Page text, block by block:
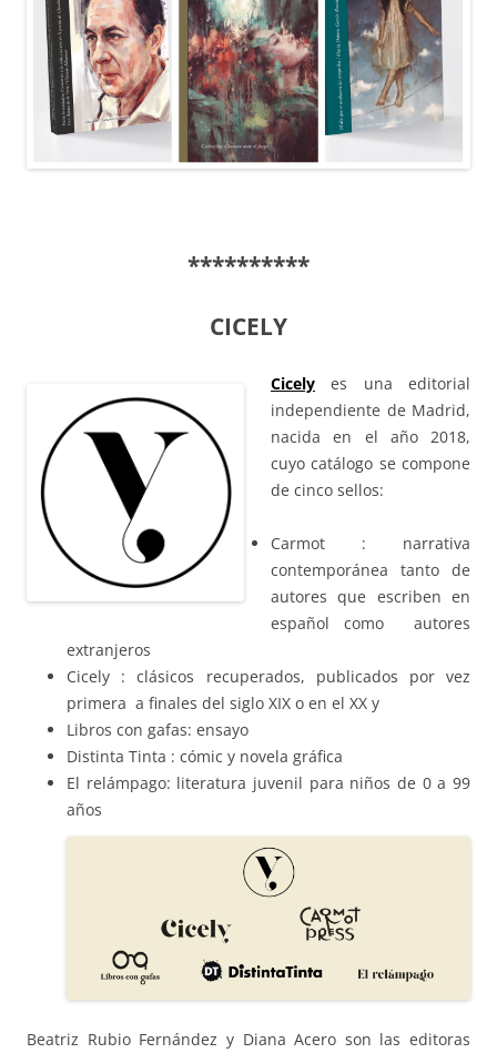
**********
CICELY
Cicely es una editorial
independiente de Madrid,
nacida en el año 2018,
cuyo catálogo se compone
de cinco sellos:
Carmot : narrativa
contemporánea tanto de
autores que escriben en
español como autores
extranjeros
Cicely : clásicos recuperados, publicados por vez
primera a finales del siglo XIX o en el XX y
Libros con gafas: ensayo
Distinta Tinta : cómic y novela gráfica
El relámpago: literatura juvenil para niños de 0 a 99
años
Beatriz Rubio Fernández y Diana Acero son las editoras